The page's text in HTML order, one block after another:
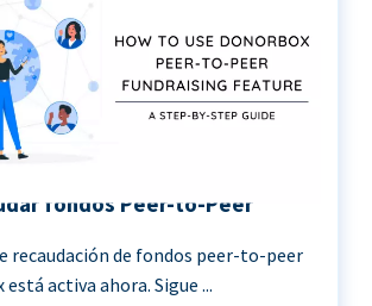
fondos Peer-to-Peer
recaudación de fondos peer-to-peer
activa ahora. Sigue ...